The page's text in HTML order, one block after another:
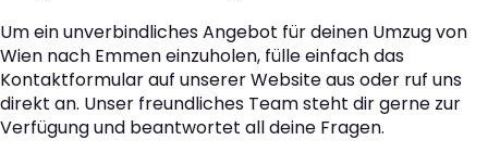
Um ein unverbindliches Angebot für deinen Umzug von
Wien nach Emmen einzuholen, fülle einfach das
Kontaktformular auf unserer Website aus oder ruf uns
direkt an. Unser freundliches Team steht dir gerne zur
Verfügung und beantwortet all deine Fragen.